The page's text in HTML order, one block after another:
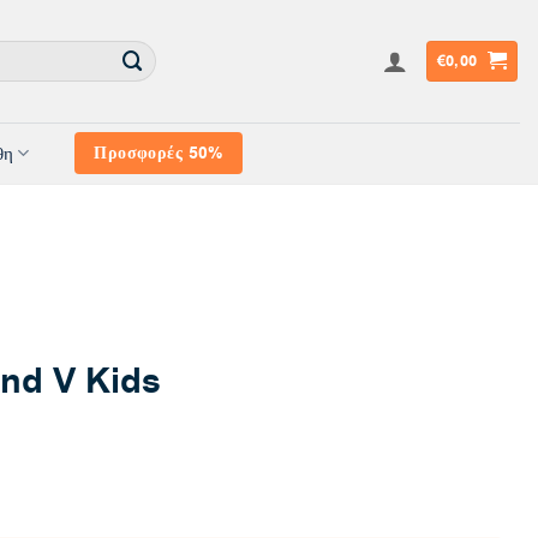
€0,00
Προσφορές 50%
V Kids